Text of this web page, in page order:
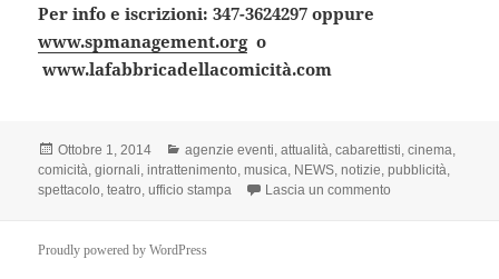
Per info e iscrizioni: 347-3624297 oppure
www.spmanagement.orgo
www.lafabbricadellacomicità.com
Scritto
il
Ottobre 1, 2014 Categorie
agenzie eventi,attualità,cabarettisti,cinema,
comicità,giornali,intrattenimento,musica, NEWS,notizie,pubblicità,
spettacolo,teatro,ufficio stampa Lascia un commento
Proudly powered by WordPress